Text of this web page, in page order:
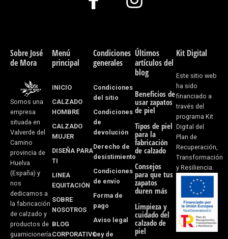
e
b
o
o
k
-
f
t
a
g
r
a
m
Sobre José
de Mora
Somos una
empresa
situada en
Valverde del
Camino
provincia de
Huelva
(España) y
nos
dedicamos a
la fabricación
de calzado y
productos de
guarnicionería.
Menú
principal
INICIO
CALZADO
HOMBRE
CALZADO
MUJER
DISEÑA PARA
TI
LINEA
EQUITACIÓN
SOBRE
NOSOTROS
BLOG
CORPORATIVO
Condiciones
generales
Condiciones
del sitio
Condiciones
de
devolución
Derecho de
desistimiento
Condiciones
de envío
Forma de
pago
Aviso legal
Ley de
Últimos
artículos del
blog
Beneficios de
usar zapatos
de piel
Tipos de piel
para la
fabricación
de calzado
Consejos
para que tus
zapatos
duren más
Limpieza y
cuidado del
calzado de
piel
Kit Digital
Este sitio web
ha sido
financiado a
través del
programa Kit
Digital del
Plan de
Recuperación,
Transformación
y Resiliencia.